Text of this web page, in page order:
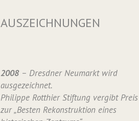
AUSZEICHNUNGEN
2008– Dresdner Neumarkt wird
ausgezeichnet.
Philippe Rotthier Stiftung vergibt Preis
zur „Besten Rekonstruktion eines